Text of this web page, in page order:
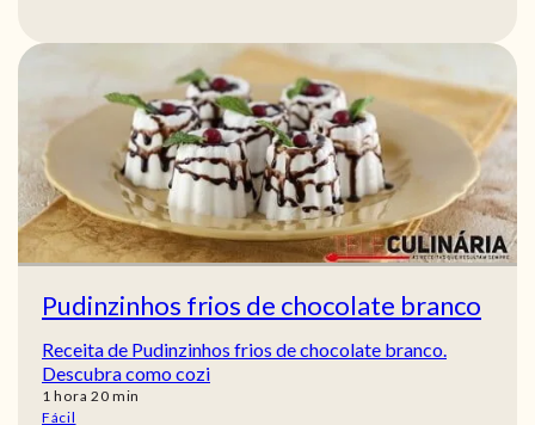
Pudinzinhos frios de chocolate branco
Receita de Pudinzinhos frios de chocolate branco.
Descubra como cozi
1 hora
hora 20min
min
Fácil